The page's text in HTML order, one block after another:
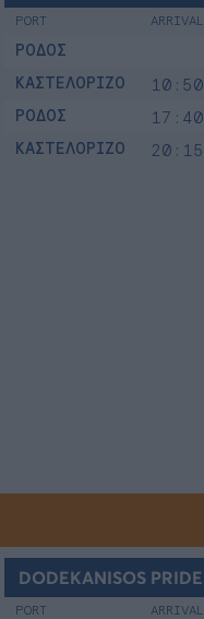
PORT ARRIVAL
ΡΟΔΟΣ
ΚΑΣΤΕΛΟΡΙΖΟ
10:50
ΡΟΔΟΣ
17:40
ΚΑΣΤΕΛΟΡΙΖΟ
20:15
DODEKANISOS PRIDE
PORT ARRIVAL